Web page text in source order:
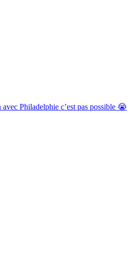
Philadelphie c’est pas possible 😭